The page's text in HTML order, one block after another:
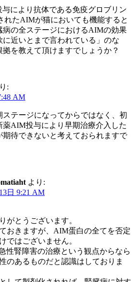
により抗体である免疫グロブリン
れたAIMが猫においても機能すると
病の全ステージにおけるAIMの効果
に近いとまで言われている」のな
拠を教えて頂けますでしょうか？
:
AM
ステージになってからではなく、初
薬AIM投与により早期治療介入した
期待できないと考えておられますで
より:
日 9:21 AM
がとうございます。
おきますが、AIM蛋白の全てを否定
ではございません。
性腎障害の治療という観点からなら
のあるものだと認識はしておりま